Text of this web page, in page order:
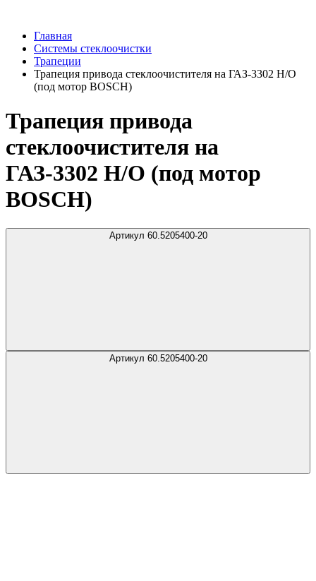
Главная
Системы стеклоочистки
Трапеции
Трапеция привода стеклоочистителя на ГАЗ-3302 Н/О
(под мотор BOSCH)
Трапеция привода
стеклоочистителя на
ГАЗ-3302 Н/О (под мотор
BOSCH)
Артикул 60.5205400-20
Артикул 60.5205400-20